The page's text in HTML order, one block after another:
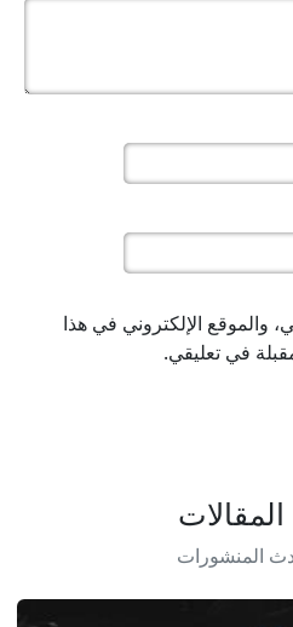
والموقع الإلكتروني في هذا
في تعليقي.
المنشورات